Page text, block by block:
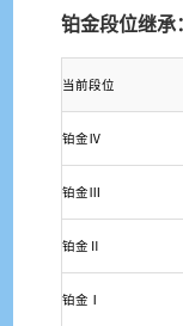
铂金段位继承：
当前段位
铂金Ⅳ
铂金Ⅲ
铂金Ⅱ
铂金Ⅰ